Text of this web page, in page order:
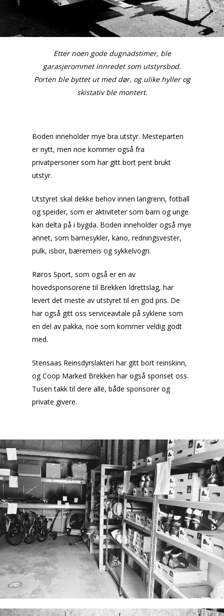
Etter noen gode dugnadstimer, ble
garasjerommet innredet som utstyrsbod.
Porten ble byttet ut med dør, og ulike hyller og
skistativ ble montert.
Boden inneholder mye bra utstyr. Mesteparten
er nytt, men noe kommer også fra
privatpersoner som har gitt bort pent brukt
utstyr.
Utstyret skal dekke behov innen langrenn, fotball
og speider, som er aktiviteter som barn og unge
kan delta på i bygda. Boden inneholder også mye
annet, som barnesykler, kano, redningsvester,
pulk, isbor, bæremeis og sykkelvogn.
Røros Sport, som også er en av
hovedsponsorene til Brekken Idrettslag, har
levert det meste av utstyret til en god pris. De
har også gitt oss serviceavtale på syklene som
en del av pakka, noe som kommer veldig godt
med.
Stensaas Reinsdyrslakteri har gitt bort reinskinn,
og Coop Marked Brekken har også sponset oss.
Tusen takk til dere alle, både sponsorer og
private givere.